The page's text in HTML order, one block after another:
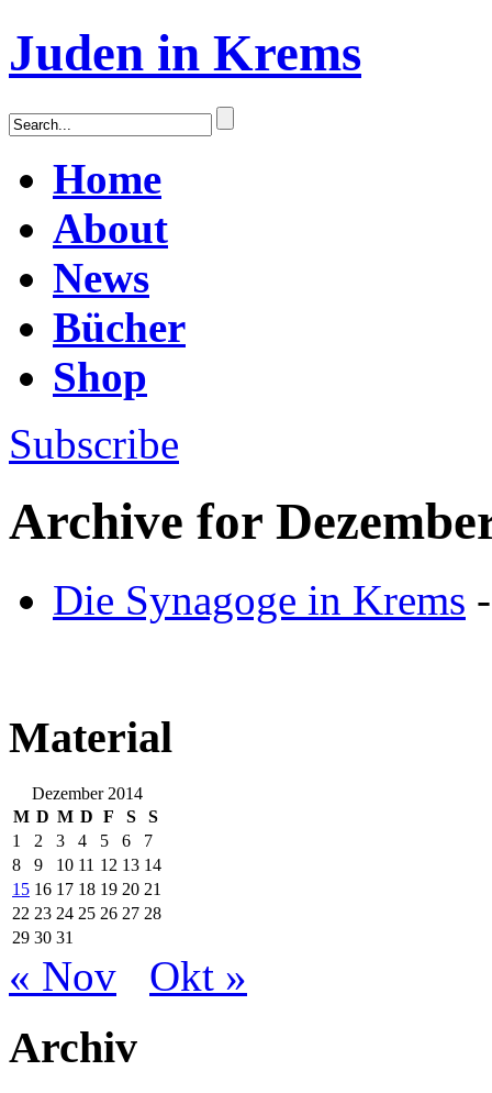
Juden in Krems
Home
About
News
Bücher
Shop
Subscribe
Archive for
Die Synagoge in Krems
Material
Dezember 2014
M D M D F S
S
1
2 3 4 5 6
7
8
9 10 11 12 13 14
15 16 17 18 19 20 21
22 23 24 25 26 27 28
29 30 31
« Nov Okt »
Archiv